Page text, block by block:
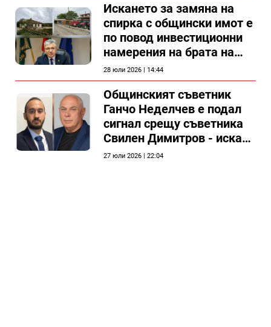
Искането за замяна на
спирка с общински имот е
по повод инвестиционни
намерения на брата на
председателя на
Общински съвет Силистра
28 юли 2026 | 14:44
Общинският съветник
Ганчо Неделчев е подал
сигнал срещу съветника
Свилен Димитров - иска
етичната комисия на
27 юли 2026 | 22:04